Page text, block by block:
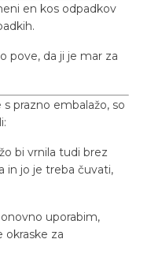
en kos odpadkov
pove, da ji je mar za
prazno embalažo, so
bi vrnila tudi brez
in jo je treba čuvati,
uporabim,
za